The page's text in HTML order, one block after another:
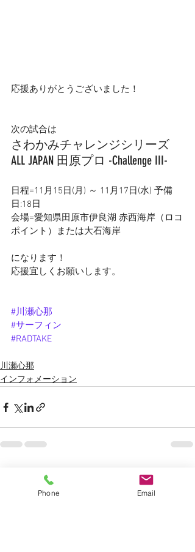
応援ありがとうございました！
次の試合は
さわかみチャレンジシリーズ
ALL JAPAN 田原プロ -Challenge III-
日程=11月15日(月) ～ 11月17日(水) 予備
日:18日
会場=愛知県田原市伊良湖 赤西海岸（ロコ
ポイント）または大石海岸
になります！
応援宜しくお願いします。
#川瀬心那
#サーフィン
#RADTAKE
川瀬心那
インフォメーション
すべて表示
Phone Email